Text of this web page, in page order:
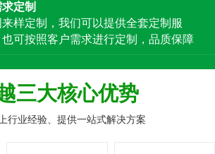
定制
样定制，我们可以提供全套定制服
可按照客户需求进行定制，品质保障
三大核心优势
行业经验、提供一站式解决方案